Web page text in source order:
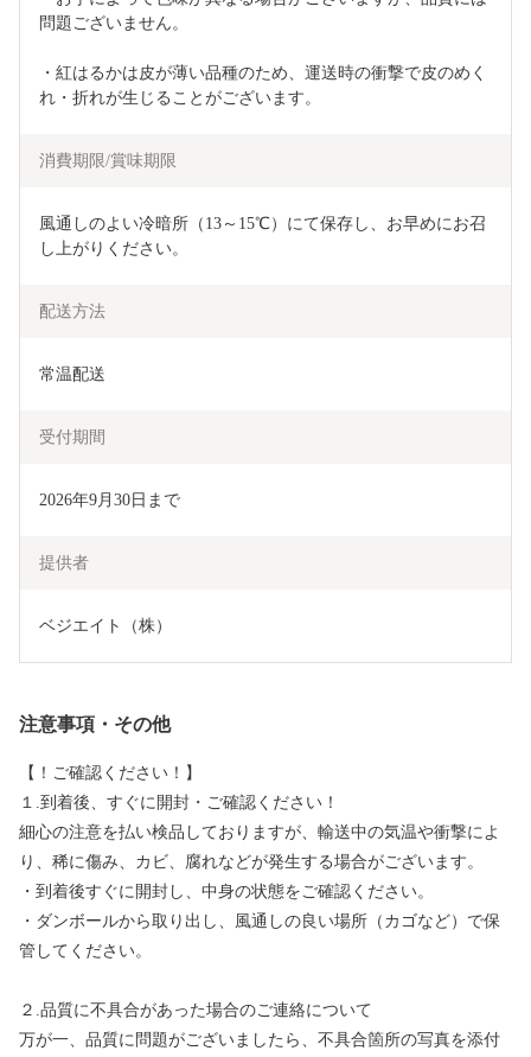
問題ございません。
・紅はるかは皮が薄い品種のため、運送時の衝撃で皮のめく
れ・折れが生じることがございます。
消費期限/賞味期限
風通しのよい冷暗所（13～15℃）にて保存し、お早めにお召
し上がりください。
配送方法
常温配送
受付期間
2026年9月30日まで
提供者
ベジエイト（株）
注意事項・その他
【！ご確認ください！】
１.到着後、すぐに開封・ご確認ください！
細心の注意を払い検品しておりますが、輸送中の気温や衝撃によ
り、稀に傷み、カビ、腐れなどが発生する場合がございます。
・到着後すぐに開封し、中身の状態をご確認ください。
・ダンボールから取り出し、風通しの良い場所（カゴなど）で保
管してください。
２.品質に不具合があった場合のご連絡について
万が一、品質に問題がございましたら、不具合箇所の写真を添付